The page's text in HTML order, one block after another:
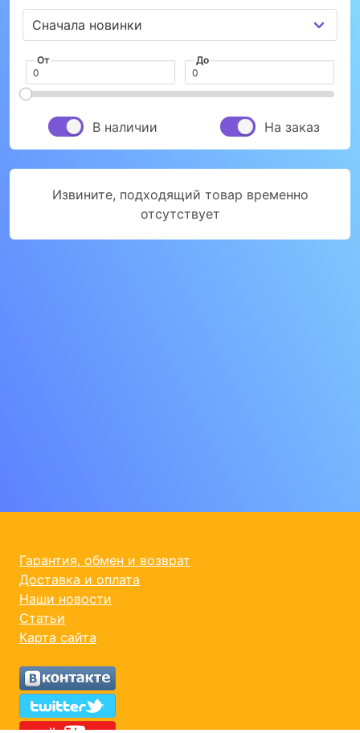
От До
В наличии На заказ
Извините, подходящий товар временно
отсутствует
Гарантия, обмен и возврат
Доставка и оплата
Наши новости
Статьи
Карта сайта